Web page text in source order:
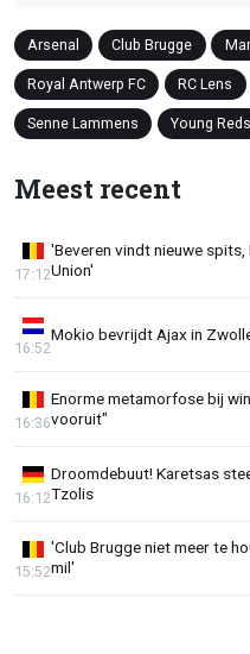
Arsenal Club Brugge
Royal Antwerp FC RC Lens
Senne Lammens Young Reds
Meest recent
'Beveren vindt nieuwe
Union'
17:12
Mokio bevrijdt Ajax in
16:52
Enorme metamorfose bij
vooruit"
16:36
Droomdebuut! Karetsas
Tzolis
16:12
'Club Brugge niet meer te
mil'
15:52